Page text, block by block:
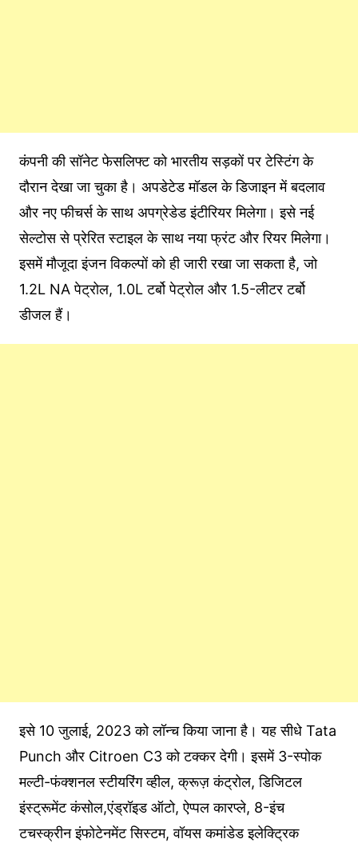
कंपनी की सॉनेट फेसलिफ्ट को भारतीय सड़कों पर टेस्टिंग के
दौरान देखा जा चुका है। अपडेटेड मॉडल के डिजाइन में बदलाव
और नए फीचर्स के साथ अपग्रेडेड इंटीरियर मिलेगा। इसे नई
सेल्टोस से प्रेरित स्टाइल के साथ नया फ्रंट और रियर मिलेगा।
इसमें मौजूदा इंजन विकल्पों को ही जारी रखा जा सकता है, जो
1.2L NA पेट्रोल, 1.0L टर्बो पेट्रोल और 1.5-लीटर टर्बो
डीजल हैं।
इसे 10 जुलाई, 2023 को लॉन्च किया जाना है। यह सीधे Tata
Punch और Citroen C3 को टक्कर देगी। इसमें 3-स्पोक
मल्टी-फंक्शनल स्टीयरिंग व्हील, क्रूज़ कंट्रोल, डिजिटल
इंस्ट्रूमेंट कंसोल,एंड्रॉइड ऑटो, ऐप्पल कारप्ले, 8-इंच
टचस्क्रीन इंफोटेनमेंट सिस्टम, वॉयस कमांडेड इलेक्ट्रिक